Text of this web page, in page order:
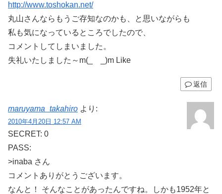
http://www.toshokan.net/
丸山さんならもうご存知なのかも、と思いながらも
私も気になっているところでしたので、
コメントしてしまいました。
失礼いたしました～m(_ _)m Like
返信
maruyama_takahiro より:
2010年4月20日 12:57 AM
SECRET: 0
PASS:
>inaba さん
コメントありがとうございます。
なんと！ そんなことがあったんですね。しかも1952年と